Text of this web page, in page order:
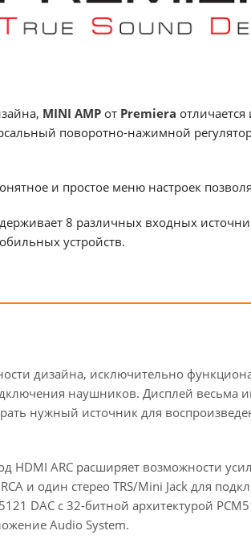
MINI AMP от Premiera
поворотно-нажимной
и простое меню настроек
8 различных входных
устройств.
дизайна, исключительно
наушников. Дисплей весьма
нужный источник для
HDMI ARC расширяет возможности
и один стерео TRS/Mini Jack для
DAC с 32-битной архитектурой
Audio System.